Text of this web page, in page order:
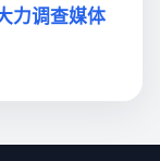
力调查媒体